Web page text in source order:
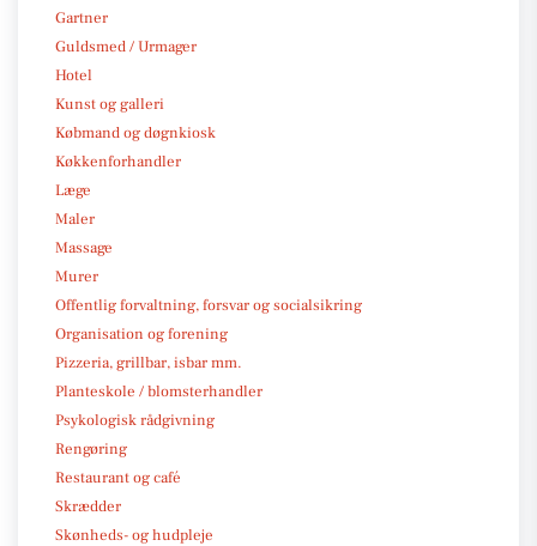
Gartner
Guldsmed / Urmager
Hotel
Kunst og galleri
Købmand og døgnkiosk
Køkkenforhandler
Læge
Maler
Massage
Murer
Offentlig forvaltning, forsvar og socialsikring
Organisation og forening
Pizzeria, grillbar, isbar mm.
Planteskole / blomsterhandler
Psykologisk rådgivning
Rengøring
Restaurant og café
Skrædder
Skønheds- og hudpleje